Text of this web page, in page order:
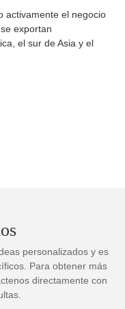
activamente el negocio
exportan
el sur de Asia y el
personalizados y es
Para obtener más
directamente con